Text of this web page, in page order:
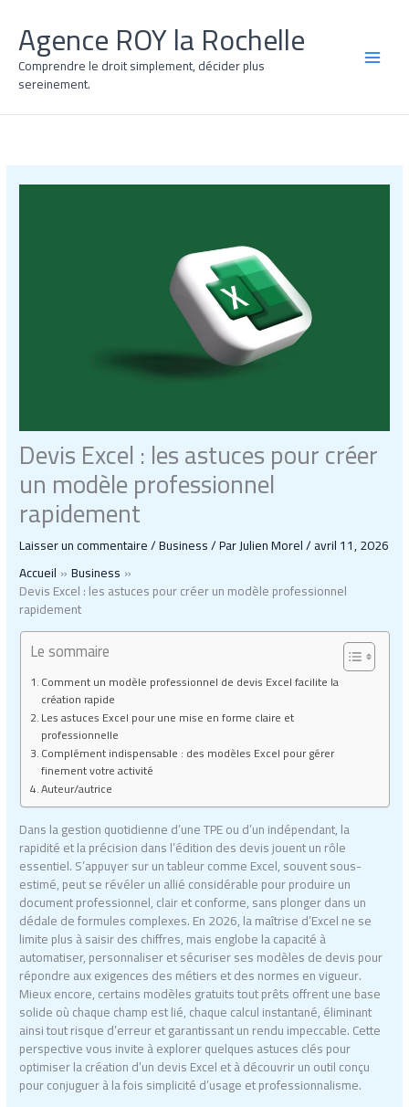
contenu
Agence ROY la Rochelle
Comprendre le droit simplement, décider plus
sereinement.
Devis Excel : les astuces pour créer
un modèle professionnel
rapidement
Laisser un commentaire/Business/ ParJulien Morel/avril 11, 2026
Accueil
Business
Devis Excel : les astuces pour créer un modèle professionnel
rapidement
Le sommaire
Comment un modèle professionnel de devis Excel facilite la
création rapide
Les astuces Excel pour une mise en forme claire et
professionnelle
Complément indispensable : des modèles Excel pour gérer
finement votre activité
Auteur/autrice
Dans la gestion quotidienne d’une TPE ou d’un indépendant, la
rapidité et la précision dans l’édition des devis jouent un rôle
essentiel. S’appuyer sur un tableur comme Excel, souvent sous-
estimé, peut se révéler un allié considérable pour produire un
document professionnel, clair et conforme, sans plonger dans un
dédale de formules complexes. En 2026, la maîtrise d’Excel ne se
limite plus à saisir des chiffres, mais englobe la capacité à
automatiser, personnaliser et sécuriser ses modèles de devis pour
répondre aux exigences des métiers et des normes en vigueur.
Mieux encore, certains modèles gratuits tout prêts offrent une base
solide où chaque champ est lié, chaque calcul instantané, éliminant
ainsi tout risque d’erreur et garantissant un rendu impeccable. Cette
perspective vous invite à explorer quelques astuces clés pour
optimiser la création d’un devis Excel et à découvrir un outil conçu
pour conjuguer à la fois simplicité d’usage et professionnalisme.